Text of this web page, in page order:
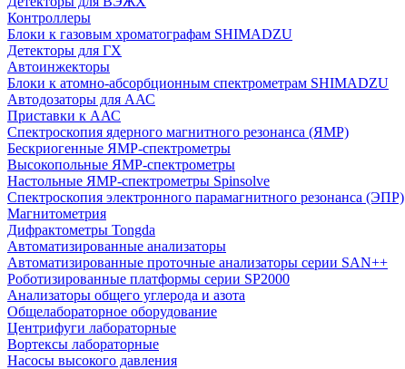
Контроллеры
Блоки к газовым хроматографам SHIMADZU
Детекторы для ГХ
Автоинжекторы
Блоки к атомно-абсорбционным спектрометрам SHIMADZU
Автодозаторы для ААС
Приставки к ААС
Спектроскопия ядерного магнитного резонанса (ЯМР)
Бескриогенные ЯМР‑спектрометры
Высокопольные ЯМР‑спектрометры
Настольные ЯМР‑спектрометры Spinsolve
Спектроскопия электронного парамагнитного резонанса (ЭПР)
Магнитометрия
Дифрактометры Tongda
Автоматизированные анализаторы
Автоматизированные проточные анализаторы серии SAN++
Роботизированные платформы серии SP2000
Анализаторы общего углерода и азота
Общелабораторное оборудование
Центрифуги лабораторные
Вортексы лабораторные
Насосы высокого давления